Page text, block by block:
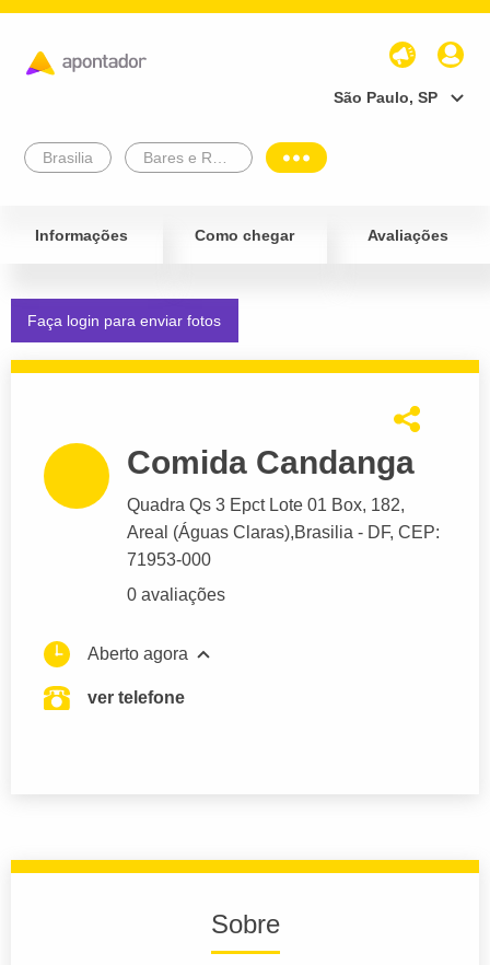
São Paulo, SP
Brasilia
Informações Como chegar Avaliações
Faça login para enviar fotos
Comida Candanga
Quadra Qs 3 Epct Lote 01 Box, 182,
Areal (Águas Claras),Brasilia - DF, CEP:
71953-000
0 avaliações
Aberto agora
ver telefone
Sobre